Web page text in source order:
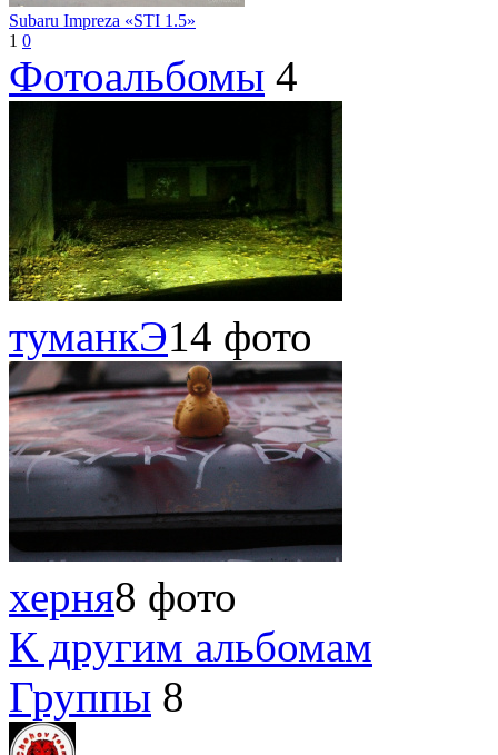
Subaru Impreza «STI 1.5»
1 0
Фотоальбомы 4
туманкЭ14 фото
херня8 фото
К другим альбомам
Группы 8